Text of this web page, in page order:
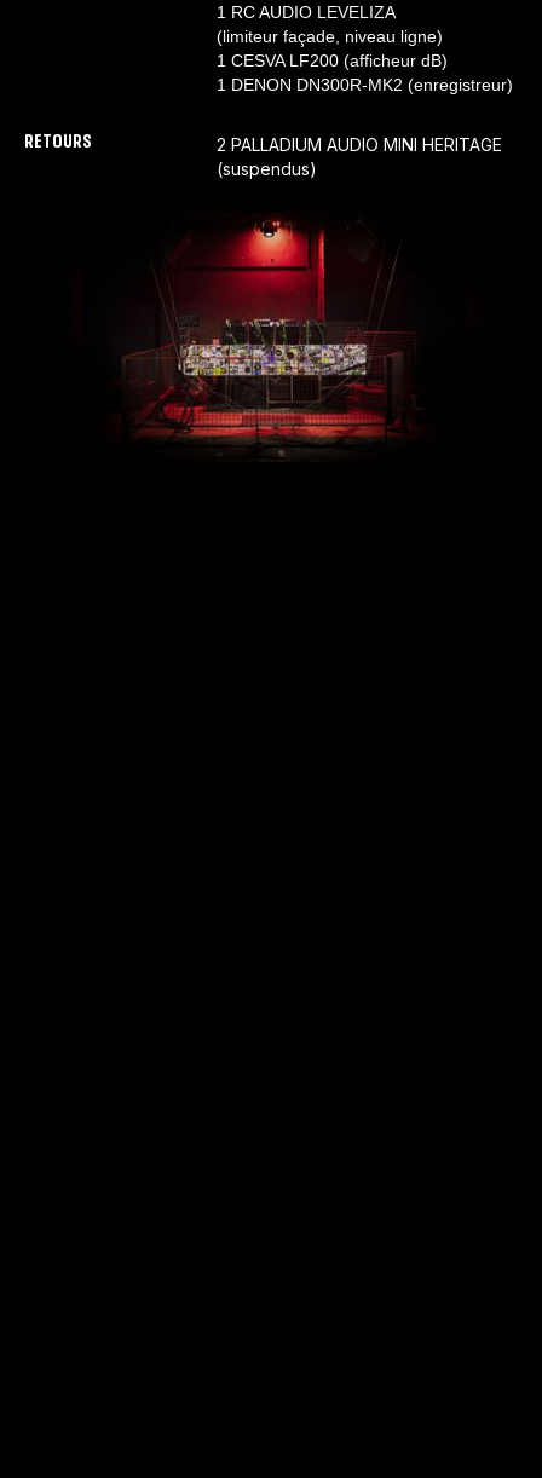
1 RC AUDIO LEVELIZA
(limiteur façade, niveau ligne)
1 CESVA LF200 (afficheur dB)
1 DENON DN300R-MK2 (enregistreur)
RETOURS
2 PALLADIUM AUDIO MINI HERITAGE
(suspendus)